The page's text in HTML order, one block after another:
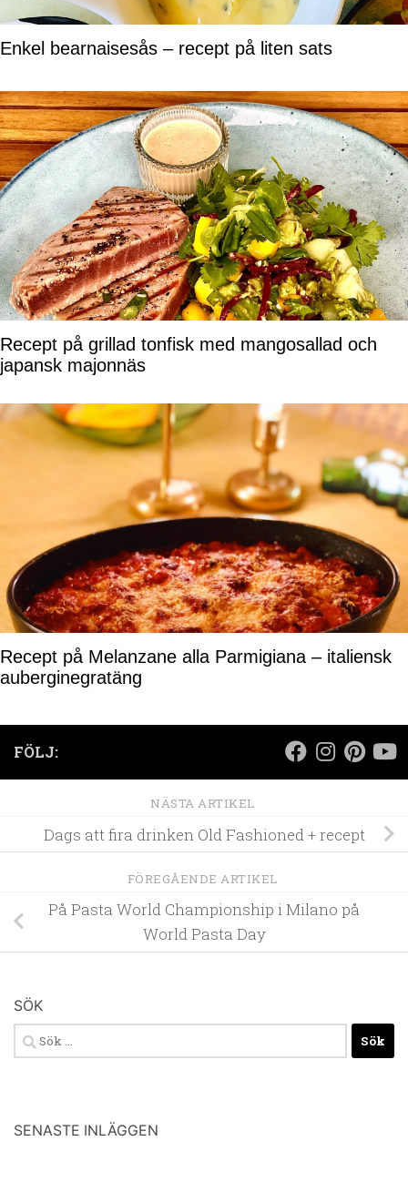
Enkel bearnaisesås – recept på liten sats
Recept på grillad tonfisk med mangosallad och
japansk majonnäs
Recept på Melanzane alla Parmigiana – italiensk
auberginegratäng
FÖLJ:
NÄSTA ARTIKEL
Dags att fira drinken Old Fashioned + recept
FÖREGÅENDE ARTIKEL
På Pasta World Championship i Milano på
World Pasta Day
SÖK
Sök
efter:
SENASTE INLÄGGEN